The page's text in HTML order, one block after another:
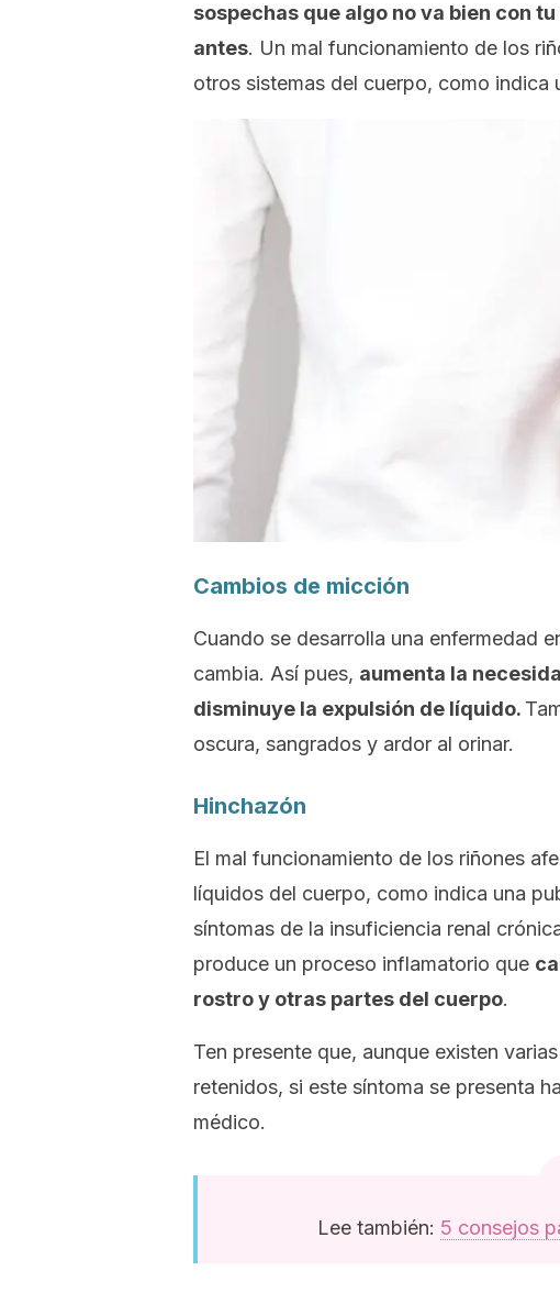
sospechas que algo no va bien con
antes. Un mal funcionamiento de los
otros sistemas del cuerpo, como indica
Cambios de micción
Cuando se desarrolla una enfermedad
cambia. Así pues, aumenta la
disminuye la expulsión de líquido.
oscura, sangrados y ardor al orinar.
Hinchazón
El mal funcionamiento de los riñones
líquidos del cuerpo, como indica una
síntomas de la insuficiencia renal
produce un proceso inflamatorio que
rostro y otras partes del cuerpo.
Ten presente que, aunque existen
retenidos, si este síntoma se presenta
médico.
Lee también: 5 consejos